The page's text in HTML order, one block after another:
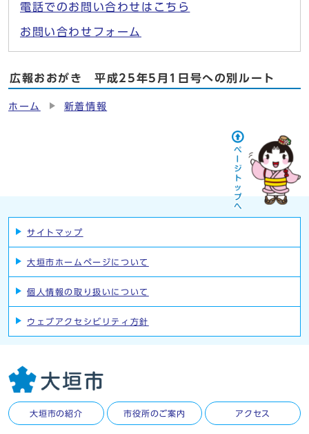
電話でのお問い合わせはこちら
お問い合わせフォーム
広報おおがき 平成25年5月1日号への別ルート
ホーム 新着情報
サイトマップ
大垣市ホームページについて
個人情報の取り扱いについて
ウェブアクセシビリティ方針
大垣市の紹介 市役所のご案内 アクセス